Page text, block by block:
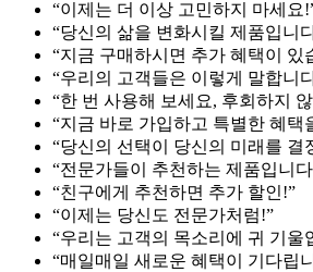
“이제는 더 이상 고민하지 마세요
“당신의 삶을 변화시킬 제품입니
“지금 구매하시면 추가 혜택이 있
“우리의 고객들은 이렇게 말합니
“한 번 사용해 보세요, 후회하지
“지금 바로 가입하고 특별한 혜택
“당신의 선택이 당신의 미래를 결
“전문가들이 추천하는 제품입니
“친구에게 추천하면 추가 할인!”
“이제는 당신도 전문가처럼!”
“우리는 고객의 목소리에 귀 기울
“매일매일 새로운 혜택이 기다립